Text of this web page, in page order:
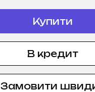
Купити
В кредит
Замовити